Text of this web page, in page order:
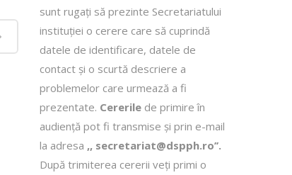
sunt rugaţi să prezinte Secretariatului
instituției o cerere care să cuprindă
datele de identificare, datele de
contact şi o scurtă descriere a
problemelor care urmează a fi
prezentate. Cererile de primire în
audienţă pot fi transmise şi prin e-mail
la adresa ,, secretariat@dspph.ro’’.
După trimiterea cererii veţi primi o